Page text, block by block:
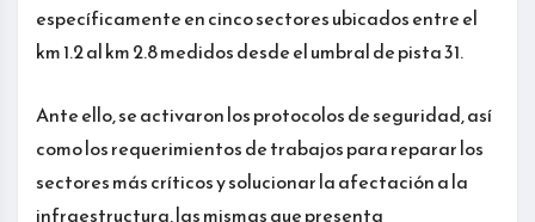
específicamente en cinco sectores ubicados entre el
km 1.2 al km 2.8 medidos desde el umbral de pista 31.
Ante ello, se activaron los protocolos de seguridad, así
como los requerimientos de trabajos para reparar los
sectores más críticos y solucionar la afectación a la
infraestructura, las mismas que presenta